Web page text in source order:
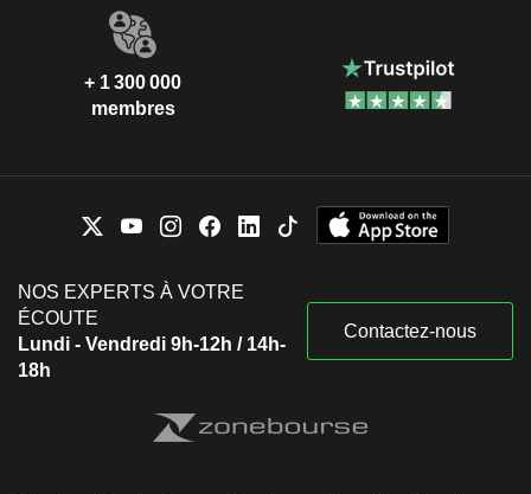
+ 1 300 000
membres
NOS EXPERTS À VOTRE
ÉCOUTE
Lundi - Vendredi 9h-12h / 14h-
18h
Contactez-nous